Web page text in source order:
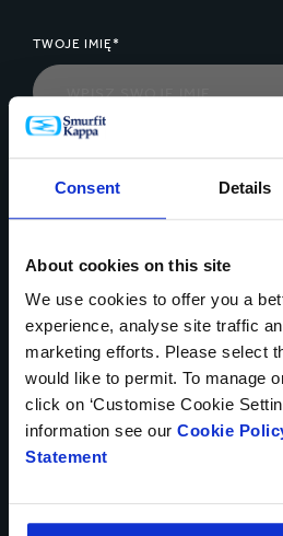
Consent Details
About cookies on this site
We use cookies to offer you a
experience, analyse site traffic
marketing efforts. Please select
would like to permit. To manage
click on ‘Customise Cookie
information see our Cookie
Statement
TWOJE IMIĘ*
KRAJ*
OBSZAR *